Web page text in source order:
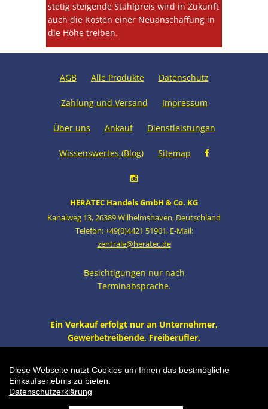
stetig steigende Stahlpreis wird in Zukunft
auch die Kosten einer Neuanschaffung in
die Höhe treiben.
AGB Alle Produkte Datenschutz
Zahlung und Versand Impressum
Über uns Ankauf Dienstleistungen
Wissenswertes (Blog) Sitemap
HERATEC Handels GmbH & Co. KG
Kanalweg 13,26389 Wilhelmshaven, Deutschland
Telefon: +49(0)4421 51901, E-Mail:
zentrale@heratec.de
Besichtigungen nur nach
Terminabsprache.
Ein Verkauf erfolgt nur an Unternehmer,
Gewerbetreibende, Freiberufler,
öffentliche Institutionen und nicht an
zzgl. MwSt. und Versand.
Einkaufswagen
Diese Webseite nutzt Cookies um Ihnen das bestmögliche
Einkaufserlebnis zu bieten.
Datenschutzerklärung